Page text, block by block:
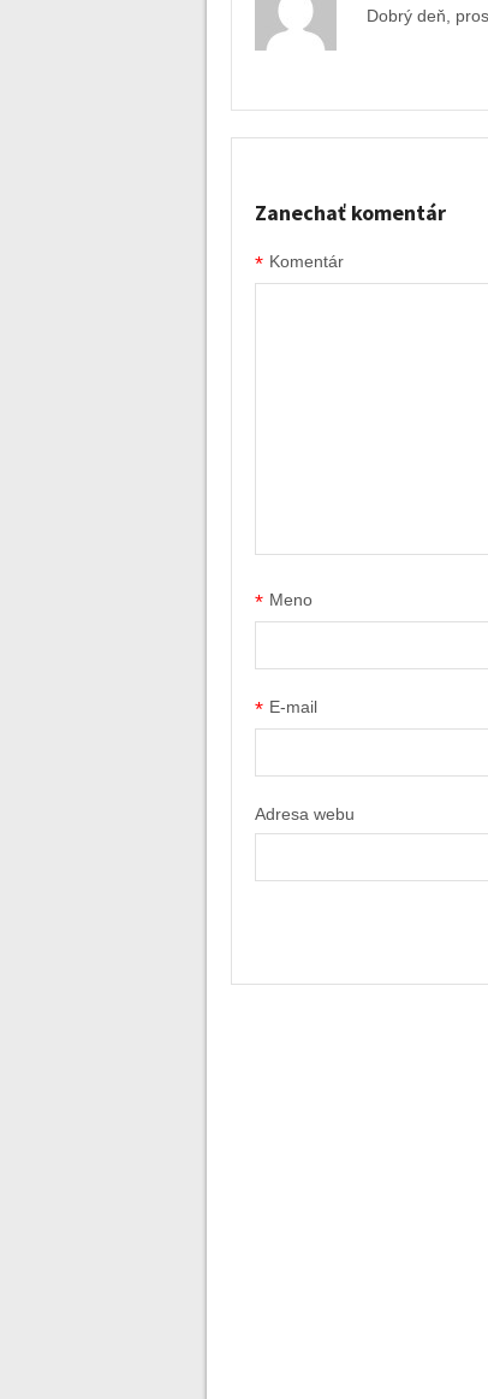
Dobrý deň,
Zanechať komentár
Komentár
*
Meno
*
E-mail
*
Adresa webu